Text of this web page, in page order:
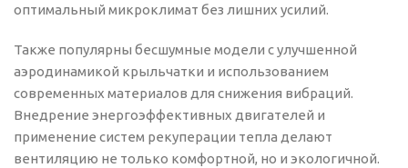
оптимальный микроклимат без лишних усилий.
Также популярны бесшумные модели с улучшенной
аэродинамикой крыльчатки и использованием
современных материалов для снижения вибраций.
Внедрение энергоэффективных двигателей и
применение систем рекуперации тепла делают
вентиляцию не только комфортной, но и экологичной.